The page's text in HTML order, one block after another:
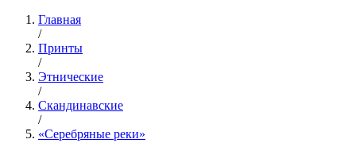
Главная
/
Принты
/
Этнические
/
Скандинавские
/
«Серебряные реки»